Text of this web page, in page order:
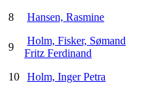
8 Hansen, Rasmine
9
Holm, Fisker, Sømand
Fritz Ferdinand
10 Holm, Inger Petra